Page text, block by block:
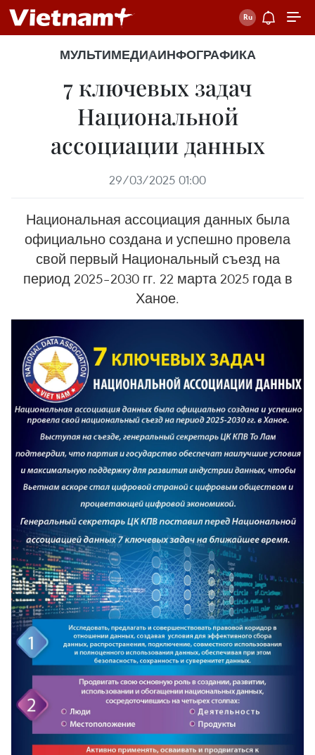
МУЛЬТИМЕДИАИНФОГРАФИКА
7 ключевых задач
Национальной
ассоциации данных
29/03/2025 01:00
Национальная ассоциация данных была
официально создана и успешно провела
свой первый Национальный съезд на
период 2025–2030 гг. 22 марта 2025 года в
Ханое.